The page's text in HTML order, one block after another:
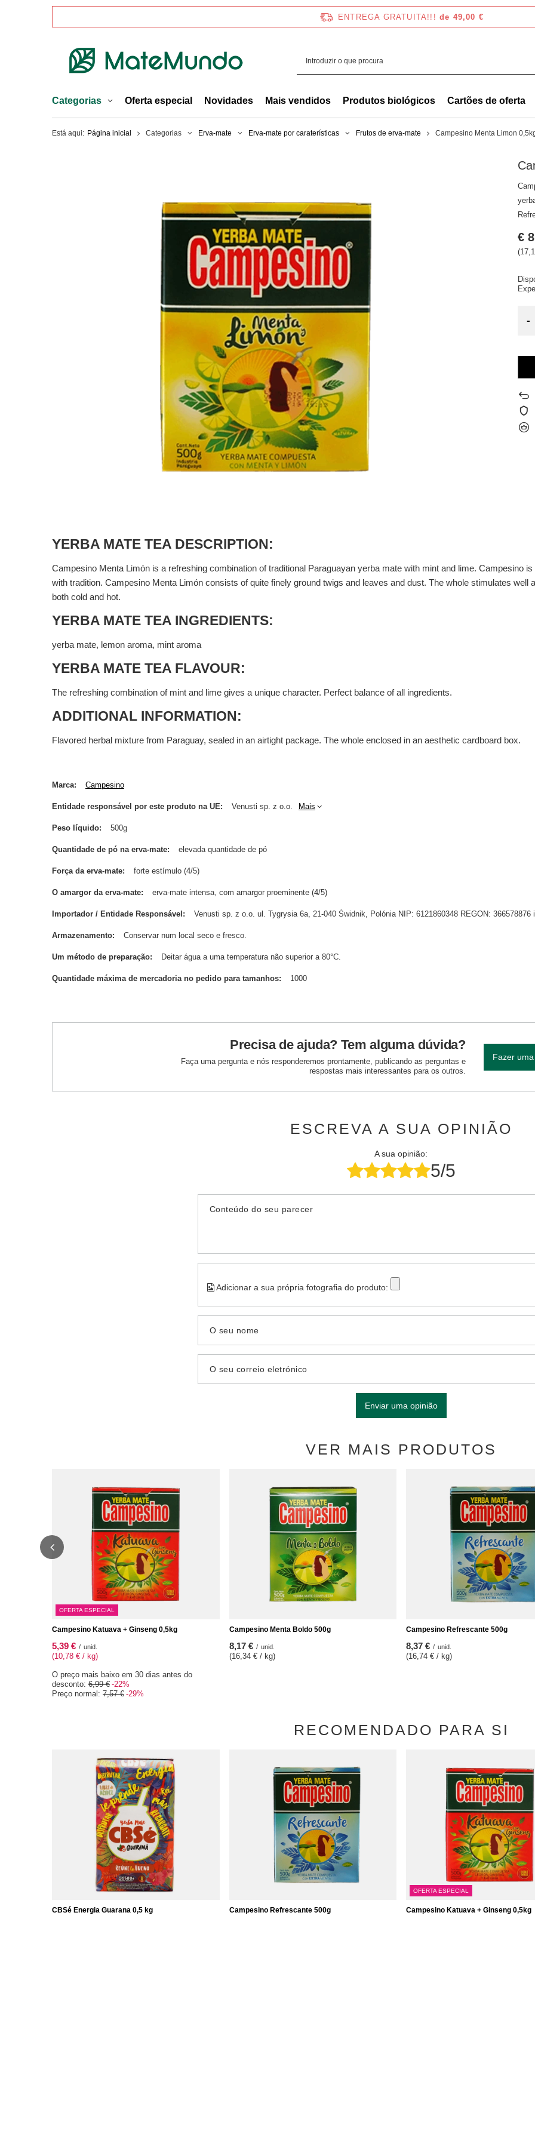
ENTREGA GRATUITA!!! de 49,00 €
Categorias Oferta especial Novidades Mais vendidos Produtos biológicos Cartões de oferta
Está aqui: Página inicial Categorias Erva-mate Erva-mate por caraterísticas Frutos de erva-mate Campesino Menta Limon
€
-
YERBA MATE TEA DESCRIPTION:
Campesino Menta Limón is a refreshing combination of traditional Paraguayan yerba mate with mint and lime. Campesino
with tradition. Campesino Menta Limón consists of quite finely ground twigs and leaves and dust. The whole stimulates
both cold and hot.
YERBA MATE TEA INGREDIENTS:
yerba mate, lemon aroma, mint aroma
YERBA MATE TEA FLAVOUR:
The refreshing combination of mint and lime gives a unique character. Perfect balance of all ingredients.
ADDITIONAL INFORMATION:
Flavored herbal mixture from Paraguay, sealed in an airtight package. The whole enclosed in an aesthetic cardboard box.
Marca Campesino
Entidade responsável por este produto na UE Venusti sp. z o.o. Mais
Peso líquido 500g
Quantidade de pó na erva-mate elevada quantidade de pó
Força da erva-mate forte estímulo (4/5)
O amargor da erva-mate erva-mate intensa, com amargor proeminente (4/5)
Importador / Entidade Responsável Venusti sp. z o.o. ul. Tygrysia 6a, 21-040 Świdnik, Polónia NIP: 6121860348 REGON: 366578876
Armazenamento Conservar num local seco e fresco.
Um método de preparação Deitar água a uma temperatura não superior a 80°C.
Quantidade máxima de mercadoria no pedido para tamanhos 1000
Precisa de ajuda? Tem alguma dúvida?
Faça uma pergunta e nós responderemos prontamente, publicando as perguntas e
respostas mais interessantes para os outros.
Fazer
ESCREVA A SUA OPINIÃO
A sua opinião:
5/5
Conteúdo do seu parecer
Adicionar a sua própria fotografia do produto:
O seu nome
O seu correio eletrónico
Enviar uma opinião
VER MAIS PRODUTOS
OFERTA ESPECIAL
Campesino Katuava + Ginseng 0,5kg
5,39 € / unid.
(10,78 € / kg)
O preço mais baixo em 30 dias antes do
desconto: 6,99 € -22%
Preço normal: 7,57 € -29%
Campesino Menta Boldo 500g
8,17 € / unid.
(16,34 € / kg)
Campesino Refrescante 500g
8,37 € / unid.
(16,74 € / kg)
RECOMENDADO PARA SI
CBSé Energia Guarana 0,5 kg Campesino Refrescante 500g
OFERTA ESPECIAL
Campesino Katuava + Ginseng 0,5kg